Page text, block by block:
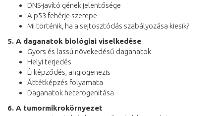
DNS-javító gének jelentősége
A p53 fehérje szerepe
Mi történik, ha a sejtosztódás szabályozása kiesik?
5. A daganatok biológiai viselkedése
Gyors és lassú növekedésű daganatok
Helyi terjedés
Érképződés, angiogenezis
Áttétképzés folyamata
Daganatok heterogenitása
6. A tumormikrokörnyezet